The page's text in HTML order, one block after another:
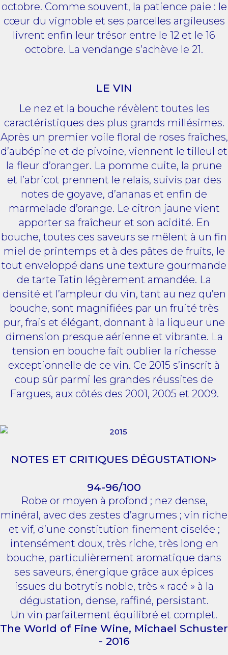
octobre. Comme souvent, la patience paie : le
cœur du vignoble et ses parcelles argileuses
livrent enfin leur trésor entre le 12 et le 16
octobre. La vendange s’achève le 21.
LE VIN
Le nez et la bouche révèlent toutes les
caractéristiques des plus grands millésimes.
Après un premier voile floral de roses fraîches,
d’aubépine et de pivoine, viennent le tilleul et
la fleur d’oranger. La pomme cuite, la prune
et l’abricot prennent le relais, suivis par des
notes de goyave, d’ananas et enfin de
marmelade d’orange. Le citron jaune vient
apporter sa fraîcheur et son acidité. En
bouche, toutes ces saveurs se mêlent à un fin
miel de printemps et à des pâtes de fruits, le
tout enveloppé dans une texture gourmande
de tarte Tatin légèrement amandée. La
densité et l’ampleur du vin, tant au nez qu’en
bouche, sont magnifiées par un fruité très
pur, frais et élégant, donnant à la liqueur une
dimension presque aérienne et vibrante. La
tension en bouche fait oublier la richesse
exceptionnelle de ce vin. Ce 2015 s’inscrit à
coup sûr parmi les grandes réussites de
Fargues, aux côtés des 2001, 2005 et 2009.
NOTES ET CRITIQUES DÉGUSTATION>
94-96/100
Robe or moyen à profond ; nez dense,
minéral, avec des zestes d’agrumes ; vin riche
et vif, d’une constitution finement ciselée ;
intensément doux, très riche, très long en
bouche, particulièrement aromatique dans
ses saveurs, énergique grâce aux épices
issues du botrytis noble, très « racé » à la
dégustation, dense, raffiné, persistant.
Un vin parfaitement équilibré et complet.
The World of Fine Wine, Michael Schuster
- 2016